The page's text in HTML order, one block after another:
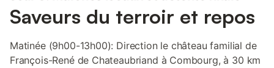
Saveurs du terroir et repos
Matinée (9h00-13h00): Direction le château familial de
François-René de Chateaubriand à Combourg, à 30 km